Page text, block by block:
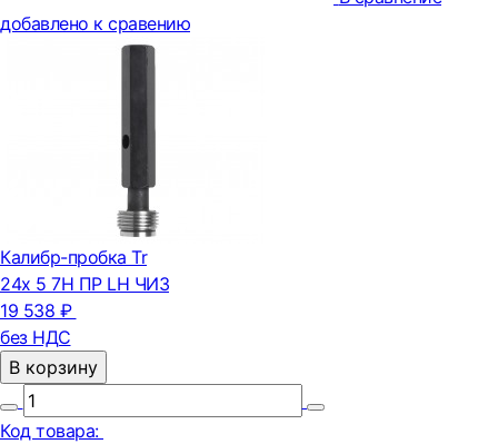
добавлено к сравению
Калибр-пробка Tr
24х 5 7H ПР LH ЧИЗ
19 538 ₽
без НДС
В корзину
Код товара: